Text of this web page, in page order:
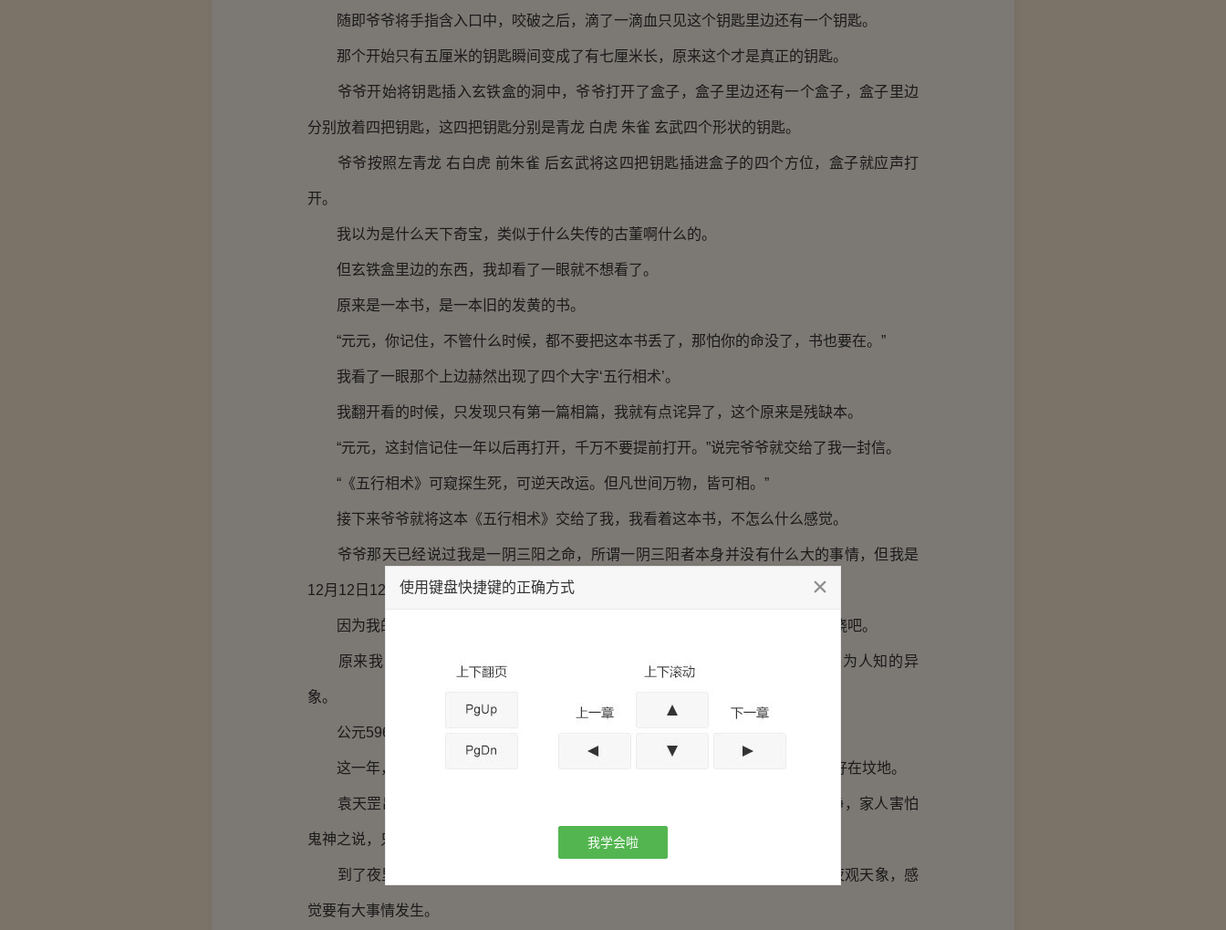
随即爷爷将手指含入口中，咬破之后，滴了一滴血只见这个钥匙里边还有一个钥匙。
那个开始只有五厘米的钥匙瞬间变成了有七厘米长，原来这个才是真正的钥匙。
爷爷开始将钥匙插入玄铁盒的洞中，爷爷打开了盒子，盒子里边还有一个盒子，盒子里边
分别放着四把钥匙，这四把钥匙分别是青龙 白虎 朱雀 玄武四个形状的钥匙。
爷爷按照左青龙 右白虎 前朱雀 后玄武将这四把钥匙插进盒子的四个方位，盒子就应声打
开。
我以为是什么天下奇宝，类似于什么失传的古董啊什么的。
但玄铁盒里边的东西，我却看了一眼就不想看了。
原来是一本书，是一本旧的发黄的书。
“元元，你记住，不管什么时候，都不要把这本书丢了，那怕你的命没了，书也要在。”
我看了一眼那个上边赫然出现了四个大字‘五行相术’。
我翻开看的时候，只发现只有第一篇相篇，我就有点诧异了，这个原来是残缺本。
“元元，这封信记住一年以后再打开，千万不要提前打开。”说完爷爷就交给了我一封信。
“《五行相术》可窥探生死，可逆天改运。但凡世间万物，皆可相。”
接下来爷爷就将这本《五行相术》交给了我，我看着这本书，不怎么什么感觉。
爷爷那天已经说过我是一阴三阳之命，所谓一阴三阳者本身并没有什么大的事情，但我是
12月12日12时12分出生的，便有点让我抓狂了。
因为我的祖先正是这个时间点出生的，可能是因为运气吧，可能是因为某种蹊跷吧。
原来我的先祖袁天罡是四川成都人，先祖袁天罡出生时竟然还有这么一段不为人知的异
象。
公元596年也就是农历丙辰年，属龙年，为隋开皇十六年，皇帝是隋文帝杨坚。
这一年，袁天罡出生了，可是出生的地方，却是让人大跌眼镜，出生的时候正好在坟地。
袁天罡出生的时候，母亲因为难产而死，下葬的时候，众人听见棺材里边动静，家人害怕
鬼神之说，只好赶紧匆忙下葬。
到了夜里12点12时的时候，一个人却站在袁天罡的母亲的坟头，因为今夜他夜观天象，感
觉要有大事情发生。
使用键盘快捷键的正确方式
我学会啦